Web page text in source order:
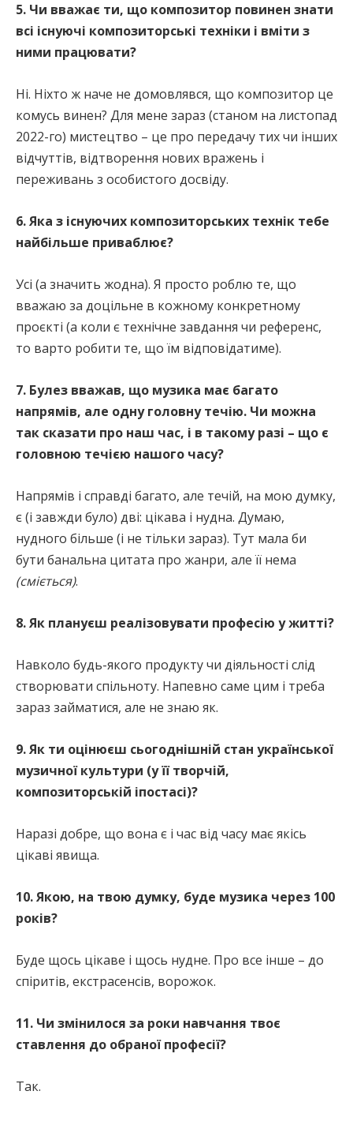
5. Чи вважає ти, що композитор повинен знати
всі існуючі композиторські техніки і вміти з
ними працювати?
Ні. Ніхто ж наче не домовлявся, що композитор це
комусь винен? Для мене зараз (станом на листопад
2022-го) мистецтво – це про передачу тих чи інших
відчуттів, відтворення нових вражень і
переживань з особистого досвіду.
6. Яка з існуючих композиторських технік тебе
найбільше приваблює?
Усі (а значить жодна). Я просто роблю те, що
вважаю за доцільне в кожному конкретному
проєкті (а коли є технічне завдання чи референс,
то варто робити те, що їм відповідатиме).
7. Булез вважав, що музика має багато
напрямів, але одну головну течію. Чи можна
так сказати про наш час, і в такому разі – що є
головною течією нашого часу?
Напрямів і справді багато, але течій, на мою думку,
є (і завжди було) дві: цікава і нудна. Думаю,
нудного більше (і не тільки зараз). Тут мала би
бути банальна цитата про жанри, але її нема
(сміється).
8. Як плануєш реалізовувати професію у житті?
Навколо будь-якого продукту чи діяльності слід
створювати спільноту. Напевно саме цим і треба
зараз займатися, але не знаю як.
9. Як ти оцінюєш сьогоднішній стан української
музичної культури (у її творчій,
композиторській іпостасі)?
Наразі добре, що вона є і час від часу має якісь
цікаві явища.
10. Якою, на твою думку, буде музика через 100
років?
Буде щось цікаве і щось нудне. Про все інше – до
спіритів, екстрасенсів, ворожок.
11. Чи змінилося за роки навчання твоє
ставлення до обраної професії?
Так.